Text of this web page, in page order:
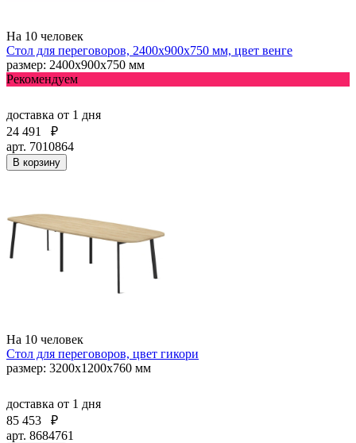
На 10 человек
Стол для переговоров, 2400х900х750 мм, цвет венге
размер: 2400х900х750 мм
Рекомендуем
доставка от 1 дня
24 491
₽
арт. 7010864
В корзину
На 10 человек
Стол для переговоров, цвет гикори
размер: 3200х1200х760 мм
доставка от 1 дня
85 453
₽
арт. 8684761